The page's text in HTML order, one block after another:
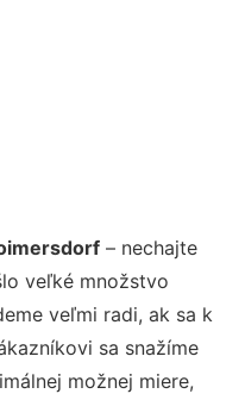
– nechajte
veľké množstvo
veľmi radi, ak sa k
sa snažíme
možnej miere,